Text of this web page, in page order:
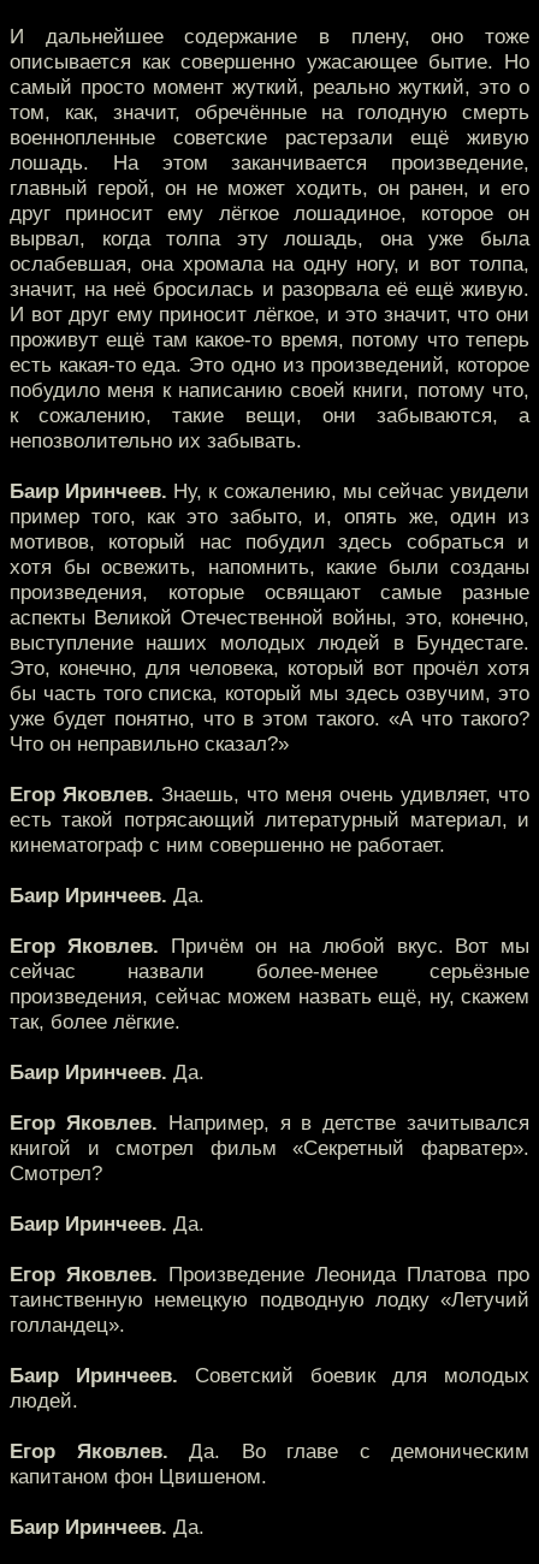
И дальнейшее содержание в плену, оно тоже
описывается как совершенно ужасающее бытие. Но
самый просто момент жуткий, реально жуткий, это о
том, как, значит, обречённые на голодную смерть
военнопленные советские растерзали ещё живую
лошадь. На этом заканчивается произведение,
главный герой, он не может ходить, он ранен, и его
друг приносит ему лёгкое лошадиное, которое он
вырвал, когда толпа эту лошадь, она уже была
ослабевшая, она хромала на одну ногу, и вот толпа,
значит, на неё бросилась и разорвала её ещё живую.
И вот друг ему приносит лёгкое, и это значит, что они
проживут ещё там какое-то время, потому что теперь
есть какая-то еда. Это одно из произведений, которое
побудило меня к написанию своей книги, потому что,
к сожалению, такие вещи, они забываются, а
непозволительно их забывать.
Баир Иринчеев. Ну, к сожалению, мы сейчас увидели
пример того, как это забыто, и, опять же, один из
мотивов, который нас побудил здесь собраться и
хотя бы освежить, напомнить, какие были созданы
произведения, которые освящают самые разные
аспекты Великой Отечественной войны, это, конечно,
выступление наших молодых людей в Бундестаге.
Это, конечно, для человека, который вот прочёл хотя
бы часть того списка, который мы здесь озвучим, это
уже будет понятно, что в этом такого. «А что такого?
Что он неправильно сказал?»
Егор Яковлев. Знаешь, что меня очень удивляет, что
есть такой потрясающий литературный материал, и
кинематограф с ним совершенно не работает.
Баир Иринчеев. Да.
Егор Яковлев. Причём он на любой вкус. Вот мы
сейчас назвали более-менее серьёзные
произведения, сейчас можем назвать ещё, ну, скажем
так, более лёгкие.
Баир Иринчеев. Да.
Егор Яковлев. Например, я в детстве зачитывался
книгой и смотрел фильм «Секретный фарватер».
Смотрел?
Баир Иринчеев. Да.
Егор Яковлев. Произведение Леонида Платова про
таинственную немецкую подводную лодку «Летучий
голландец».
Баир Иринчеев. Советский боевик для молодых
людей.
Егор Яковлев. Да. Во главе с демоническим
капитаном фон Цвишеном.
Баир Иринчеев. Да.